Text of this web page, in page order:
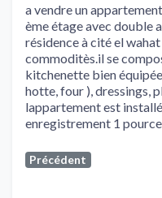
a vendre un
ème étage avec double
résidence à cité el
commoditès.il se
kitchenette bien
hotte, four ), dressings,
lappartement est
enregistrement 1
Précédent